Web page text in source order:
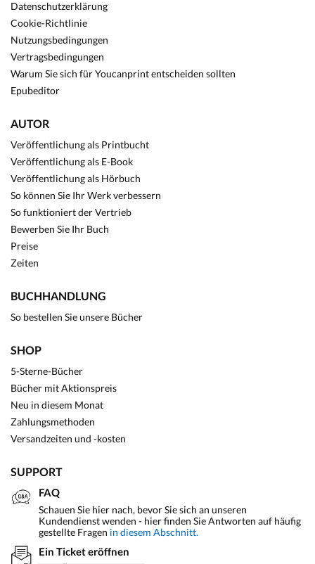
Datenschutzerklärung
Cookie-Richtlinie
Nutzungsbedingungen
Vertragsbedingungen
Warum Sie sich für Youcanprint entscheiden sollten
Epubeditor
AUTOR
Veröffentlichung als Printbucht
Veröffentlichung als E-Book
Veröffentlichung als Hörbuch
So können Sie Ihr Werk verbessern
So funktioniert der Vertrieb
Bewerben Sie Ihr Buch
Preise
Zeiten
BUCHHANDLUNG
So bestellen Sie unsere Bücher
SHOP
5-Sterne-Bücher
Bücher mit Aktionspreis
Neu in diesem Monat
Zahlungsmethoden
Versandzeiten und -kosten
SUPPORT
FAQ
Schauen Sie hier nach, bevor Sie sich an unseren
Kundendienst wenden - hier finden Sie Antworten auf häufig
gestellte Fragen in diesem Abschnitt.
Ein Ticket eröffnen